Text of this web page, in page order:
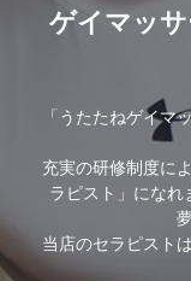
ゲイマッ
「うたたねゲイマ
充実の研修制度に
ラピスト」にな
当店のセラピスト